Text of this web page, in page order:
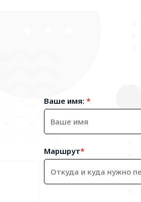
Ваше имя: *
Маршрут*